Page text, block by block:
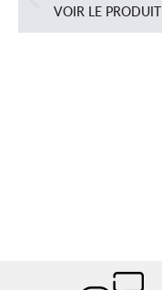
VOIR LE PRODUIT